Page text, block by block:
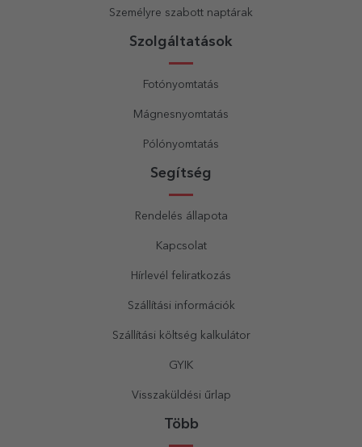
Személyre szabott naptárak
Szolgáltatások
Fotónyomtatás
Mágnesnyomtatás
Pólónyomtatás
Segítség
Rendelés állapota
Kapcsolat
Hírlevél feliratkozás
Szállítási információk
Szállítási költség kalkulátor
GYIK
Visszaküldési űrlap
Több